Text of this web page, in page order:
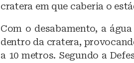
cratera em que caberia o
Com o desabamento, a
dentro da cratera,
a 10 metros. Segundo a